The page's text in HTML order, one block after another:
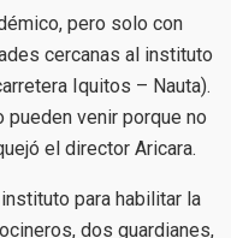
pero solo con
cercanas al instituto
Iquitos – Nauta).
pueden venir porque no
el director Aricara.
para habilitar la
dos guardianes,